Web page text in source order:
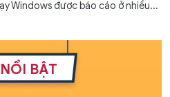
Windows được báo cáo ở nhiều...
BẬT